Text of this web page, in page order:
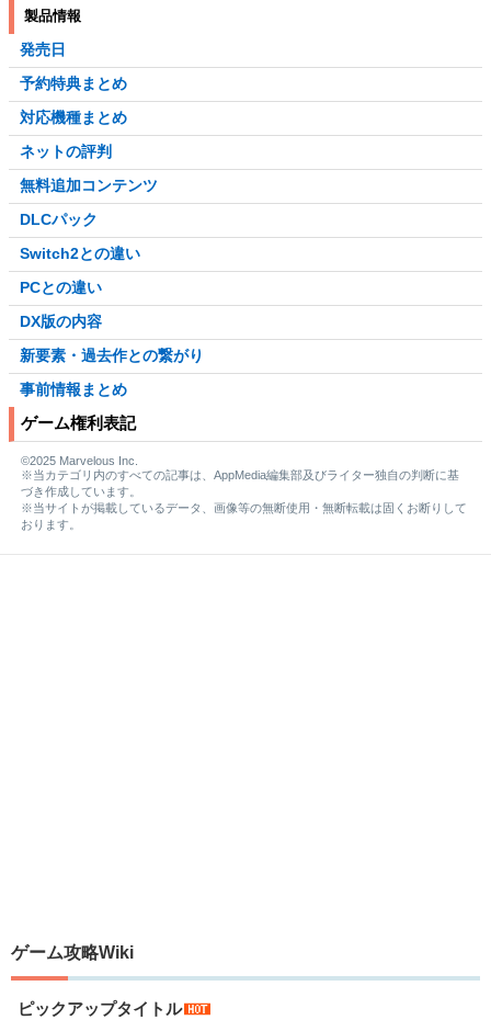
製品情報
発売日
予約特典まとめ
対応機種まとめ
ネットの評判
無料追加コンテンツ
DLCパック
Switch2との違い
PCとの違い
DX版の内容
新要素・過去作との繋がり
事前情報まとめ
ゲーム権利表記
©2025 Marvelous Inc.
※当カテゴリ内のすべての記事は、AppMedia編集部及びライター独自の判断に基
づき作成しています。
※当サイトが掲載しているデータ、画像等の無断使用・無断転載は固くお断りして
おります。
ゲーム攻略Wiki
ピックアップタイトル